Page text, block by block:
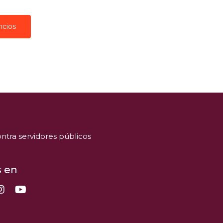
servidores públicos
en